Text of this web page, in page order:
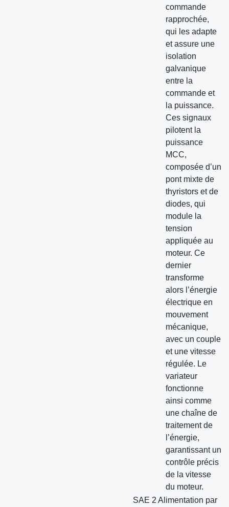
commande
rapprochée,
qui les adapte
et assure une
isolation
galvanique
entre la
commande et
la puissance.
Ces signaux
pilotent la
puissance
MCC,
composée d’un
pont mixte de
thyristors et de
diodes, qui
module la
tension
appliquée au
moteur. Ce
dernier
transforme
alors l’énergie
électrique en
mouvement
mécanique,
avec un couple
et une vitesse
régulée. Le
variateur
fonctionne
ainsi comme
une chaîne de
traitement de
l’énergie,
garantissant un
contrôle précis
de la vitesse
du moteur.
SAE 2 Alimentation par